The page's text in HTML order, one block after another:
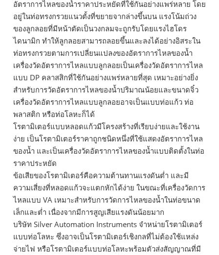
อัตราการไหลของน้ำราคาประหยัดที่ใช้กันอย่างแพร่หลาย โดย
อยู่ในท่อทรงกรวยแนวตั้งที่ขยายจากล่างขึ้นบน แรงโน้มถ่วง
ของลูกลอยที่มีหน้าตัดเป็นวงกลมจะถูกรับโดยแรงไฮโดร
ไดนามิก ทำให้ลูกลอยสามารถลอยขึ้นและลงได้อย่างอิสระใน
ท่อทรงกรวยตามการเปลี่ยนแปลงของอัตราการไหลของน้ำ
เครื่องวัดอัตราการไหลแบบลูกลอยเป็นเครื่องวัดอัตราการไหล
แบบ DP คลาสสิกที่ใช้กันอย่างแพร่หลายที่สุด เหมาะอย่างยิ่ง
สำหรับการวัดอัตราการไหลของน้ำปริมาณน้อยและขนาดจิ๋ว
เครื่องวัดอัตราการไหลแบบลูกลอยอาจเป็นแบบท่อแก้ว ท่อ
พลาสติก หรือท่อโลหะก็ได้
โรตามิเตอร์แบบหลอดแก้วมีโครงสร้างที่เรียบง่ายและใช้งาน
ง่าย เป็นโรตามิเตอร์ราคาถูกชนิดหนึ่งที่ใช้แสดงอัตราการไหล
ของน้ำ และเป็นเครื่องวัดอัตราการไหลของน้ำแบบติดตั้งในท่อ
ราคาประหยัด
ข้อเสียของโรตามิเตอร์คือความต้านทานแรงดันต่ำ และมี
ความเสี่ยงที่หลอดแก้วจะแตกหักได้ง่าย ในขณะที่เครื่องวัดการ
ไหลแบบ VA เหมาะสำหรับการวัดการไหลของน้ำในท่อขนาด
เล็กและต่ำ เนื่องจากมีการสูญเสียแรงดันน้อยมาก
บริษัท Silver Automation Instruments จำหน่ายโรตามิเตอร์
แบบท่อโลหะ ซึ่งอาจเป็นโรตามิเตอร์เชิงกลที่ไม่ต้องใช้แหล่ง
จ่ายไฟ หรือโรตามิเตอร์แบบท่อโลหะพร้อมตัวส่งสัญญาณที่มี